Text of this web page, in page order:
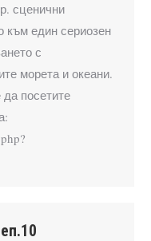
сценични
към един сериозен
с
морета и океани.
посетите